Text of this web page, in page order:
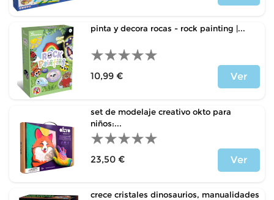
pinta y decora rocas - rock painting |...
10,99 €
Ver
set de modelaje creativo okto para
niños:...
23,50 €
Ver
crece cristales dinosaurios, manualidades